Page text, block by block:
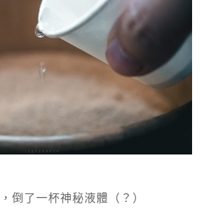
倒了一杯神秘液體（？）